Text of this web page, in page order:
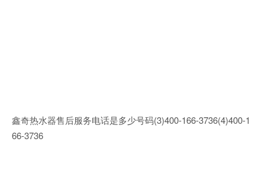
鑫奇热水器售后服务电话是多少号码(3)400-166-3736(4)400-1
66-3736